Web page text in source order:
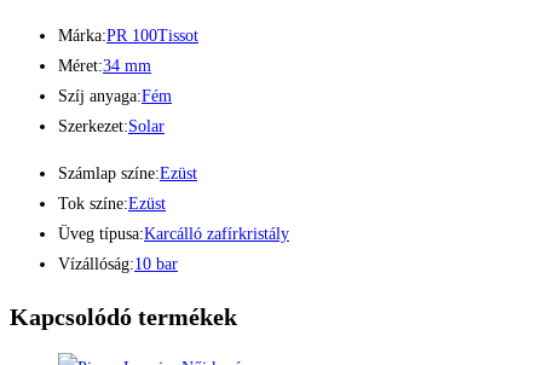
Márka:PR 100Tissot
Méret:34 mm
Szíj anyaga:Fém
Szerkezet:Solar
Számlap színe:Ezüst
Tok színe:Ezüst
Üveg típusa:Karcálló zafírkristály
Vízállóság:10 bar
Kapcsolódó termékek